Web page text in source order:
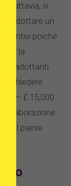
Tuttavia, si
adottare un
poiché
per la
adottanti.
richiedere
– £ 15,000.
l’elaborazione
nel paese